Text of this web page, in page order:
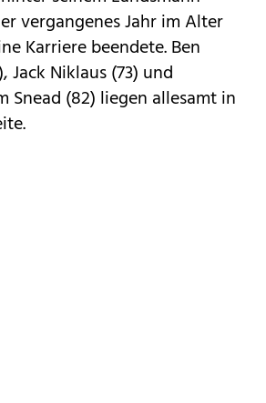
vergangenes Jahr im Alter
Karriere beendete. Ben
Jack Niklaus (73) und
Snead (82) liegen allesamt in